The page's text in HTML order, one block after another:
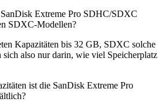
SanDisk Extreme Pro SDHC/SDXC
SDXC-Modellen?
Kapazitäten bis 32 GB, SDXC solche
sich also nur darin, wie viel Speicherplatz
ist die SanDisk Extreme Pro